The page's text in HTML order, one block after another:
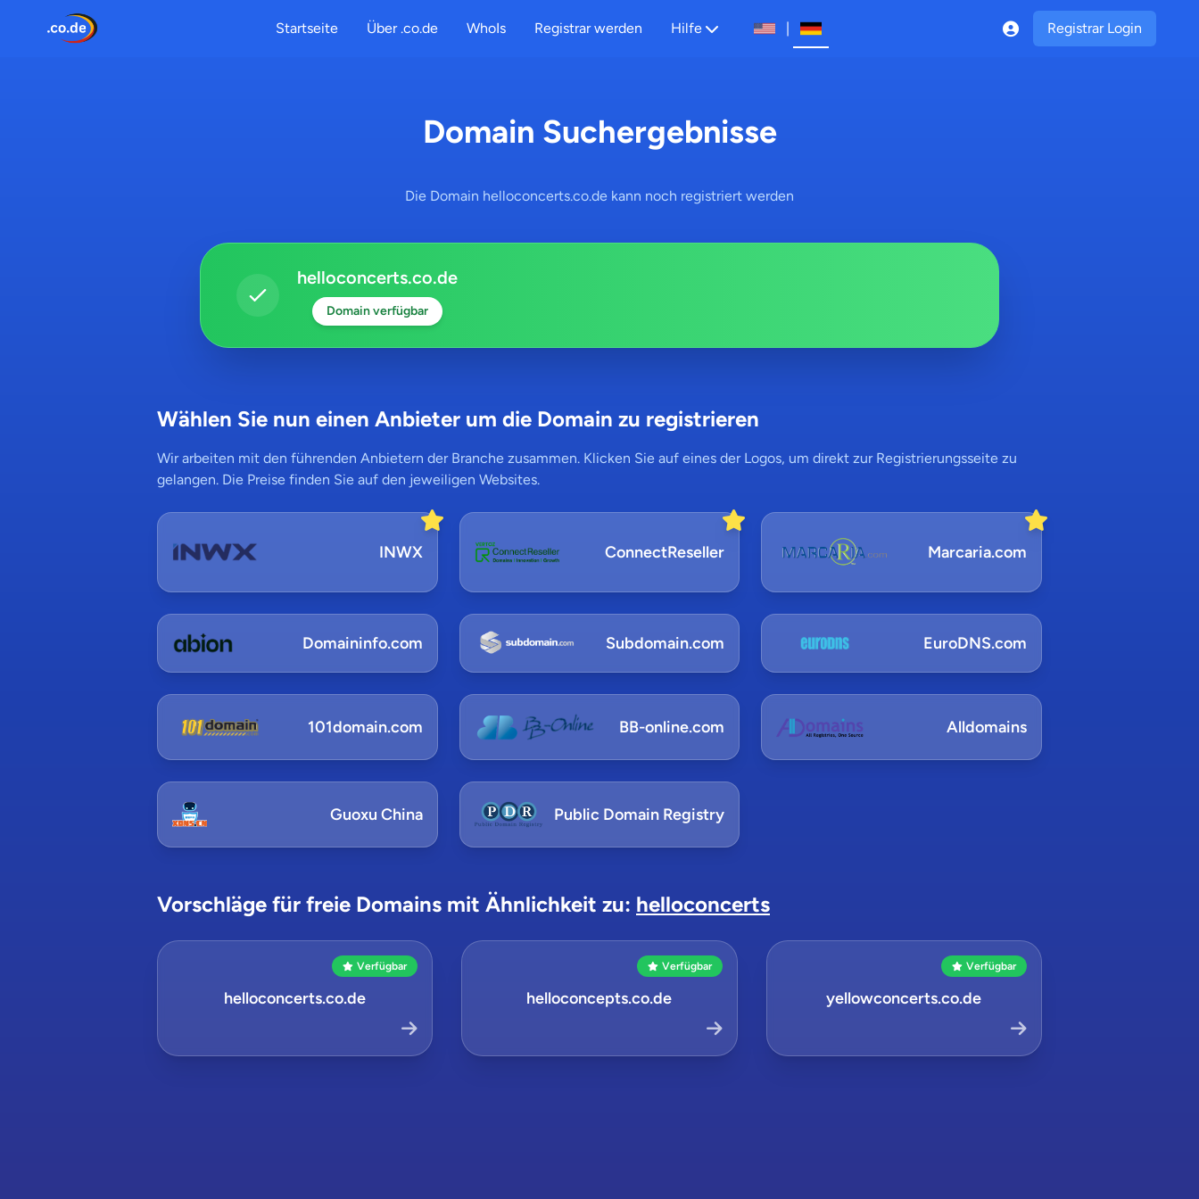
Startseite Über .co.de WhoIs Registrar werden Hilfe | Registrar Login
Domain Suchergebnisse
Die Domain helloconcerts.co.de kann noch registriert werden
helloconcerts.co.de
Domain verfügbar
Wählen Sie nun einen Anbieter um die Domain zu registrieren
Wir arbeiten mit den führenden Anbietern der Branche zusammen. Klicken Sie auf eines der Logos, um direkt zur Registrierungsseite zu
gelangen. Die Preise finden Sie auf den jeweiligen Websites.
INWX ConnectReseller Marcaria.com
Domaininfo.com Subdomain.com EuroDNS.com
101domain.com BB-online.com Alldomains
Guoxu China Public Domain Registry
Vorschläge für freie Domains mit Ähnlichkeit zu: helloconcerts
Verfügbar
helloconcerts.co.de
Verfügbar
helloconcepts.co.de
Verfügbar
yellowconcerts.co.de